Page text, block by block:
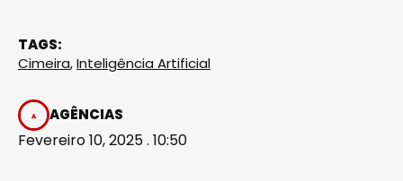
TAGS:
Cimeira,Inteligência Artificial
AGÊNCIAS
Fevereiro 10, 2025 . 10:50